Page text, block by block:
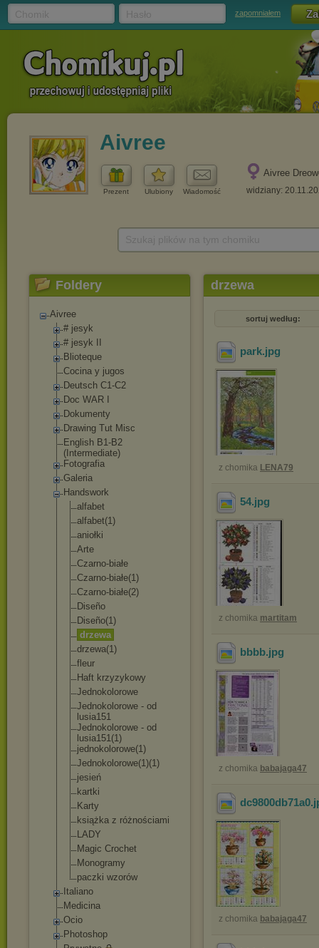
zapomniałem
Aivree
Prezent Ulubiony Wiadomość
Aivree
widziany:
Foldery
Aivree
# jesyk
# jesyk II
Blioteque
Cocina y jugos
Deutsch C1-C2
Doc WAR I
Dokumenty
Drawing Tut Misc
English B1-B2
(Intermediate)
Fotografia
Galeria
Handswork
alfabet
alfabet(1)
aniołki
Arte
Czarno-białe
Czarno-białe(1)
Czarno-białe(2)
Diseño
Diseño(1)
drzewa
drzewa(1)
fleur
Haft krzyzykowy
Jednokolorowe
Jednokolorowe - od
lusia151
Jednokolorowe - od
lusia151(1)
jednokolorowe(1)
Jednokolorowe(1)(1)
jesień
kartki
Karty
książka z różnościami
LADY
Magic Crochet
Monogramy
paczki wzorów
Italiano
Medicina
Ocio
Photoshop
drzewa
sortuj według:
park.jpg
z chomika LENA79
54.jpg
z chomika martitam
bbbb.jpg
z chomika babajaga47
dc9800db71a0
z chomika babajaga47